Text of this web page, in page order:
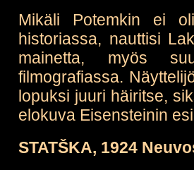
Mikäli Potemkin ei
historiassa, nauttisi
mainetta, myös
filmografiassa.
lopuksi juuri häiritse,
elokuva Eisensteinin
STATŠKA, 1924